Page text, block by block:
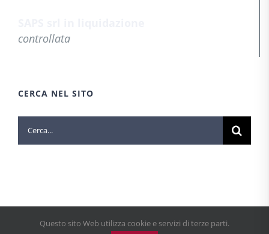
controllata
CERCA NEL SITO
Questo sito Web utilizza cookie e servizi di terze parti.